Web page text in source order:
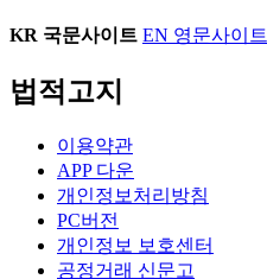
KR 국문사이트 EN 영문사이트
법적고지
이용약관
APP 다운
개인정보처리방침
PC버전
개인정보 보호센터
공정거래 신문고